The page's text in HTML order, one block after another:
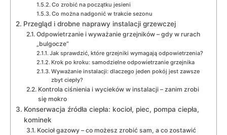
Co zrobić na początku jesieni
Co można nadgonić w trakcie sezonu
Przegląd i drobne naprawy instalacji grzewczej
Odpowietrzanie i wyważanie grzejników – gdy w rurach
„bulgocze”
Jak sprawdzić, które grzejniki wymagają odpowietrzenia?
Krok po kroku: samodzielne odpowietrzanie grzejnika
Wyważanie instalacji: dlaczego jeden pokój jest zawsze
zbyt ciepły?
Kontrola ciśnienia i wycieków w instalacji – zanim zrobi
się mokro
Konserwacja źródła ciepła: kocioł, piec, pompa ciepła,
kominek
Kocioł gazowy – co możesz zrobić sam, a co zostawić